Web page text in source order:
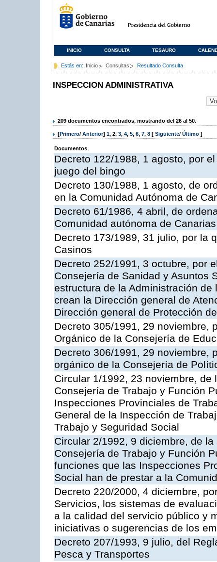
INICIO CONSULTA TESAURO
Estás en: Inicio Consultas Resultado Consulta
INSPECCION ADMINISTRATIVA
209 documentos encontrados, mostrando del 26 al 50.
[Primero/ Anterior] 1, 2, 3, 4, 5, 6, 7, 8 [ Siguiente/ Último ]
Documentos
Decreto 122/1988, 1 agosto, por
juego del bingo
Decreto 130/1988, 1 agosto, de
en la Comunidad Autónoma de
Decreto 61/1986, 4 abril, de
Comunidad autónoma de Canarias
Decreto 173/1989, 31 julio, por la
Casinos
Decreto 252/1991, 3 octubre, por
Consejería de Sanidad y Asuntos
estructura de la Administración
crean la Dirección general de
Dirección general de Protección
Decreto 305/1991, 29 noviembre,
Orgánico de la Consejería de
Decreto 306/1991, 29 noviembre,
orgánico de la Consejería de
Circular 1/1992, 23 noviembre,
Consejería de Trabajo y Función
Inspecciones Provinciales de
General de la Inspección de
Trabajo y Seguridad Social
Circular 2/1992, 9 diciembre, de
Consejería de Trabajo y Función
funciones que las Inspecciones
Social han de prestar a la
Decreto 220/2000, 4 diciembre,
Servicios, los sistemas de
a la calidad del servicio público y
iniciativas o sugerencias de los
Decreto 207/1993, 9 julio, del
Pesca y Transportes